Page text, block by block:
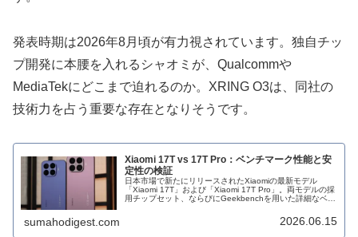
発表時期は2026年8月頃が有力視されています。独自チッ
プ開発に本腰を入れるシャオミが、Qualcommや
MediaTekにどこまで迫れるのか。XRING O3は、同社の
技術力を占う重要な存在となりそうです。
Xiaomi 17T vs 17T Pro：ベンチマーク性能と安
定性の検証
日本市場で新たにリリースされたXiaomiの最新モデル
「Xiaomi 17T」および「Xiaomi 17T Pro」。両モデルの採
用チップセット、ならびにGeekbenchを用いた詳細なベン
sumahodigest.com 2026.06.15